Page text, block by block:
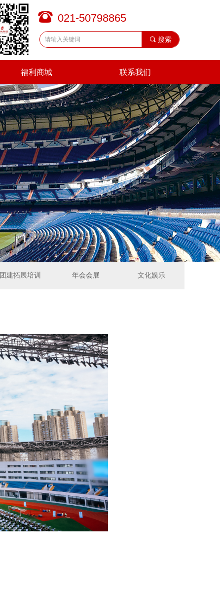
团建拓展培训 年会会展 文化娱乐
뀰
福利商城
福利商城
联系我们
联系我们
021-50798865
끠 搜索